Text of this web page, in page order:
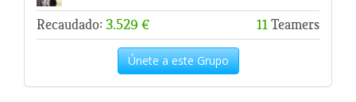
Recaudado: 3.529 € 11Teamers
Únete a este Grupo